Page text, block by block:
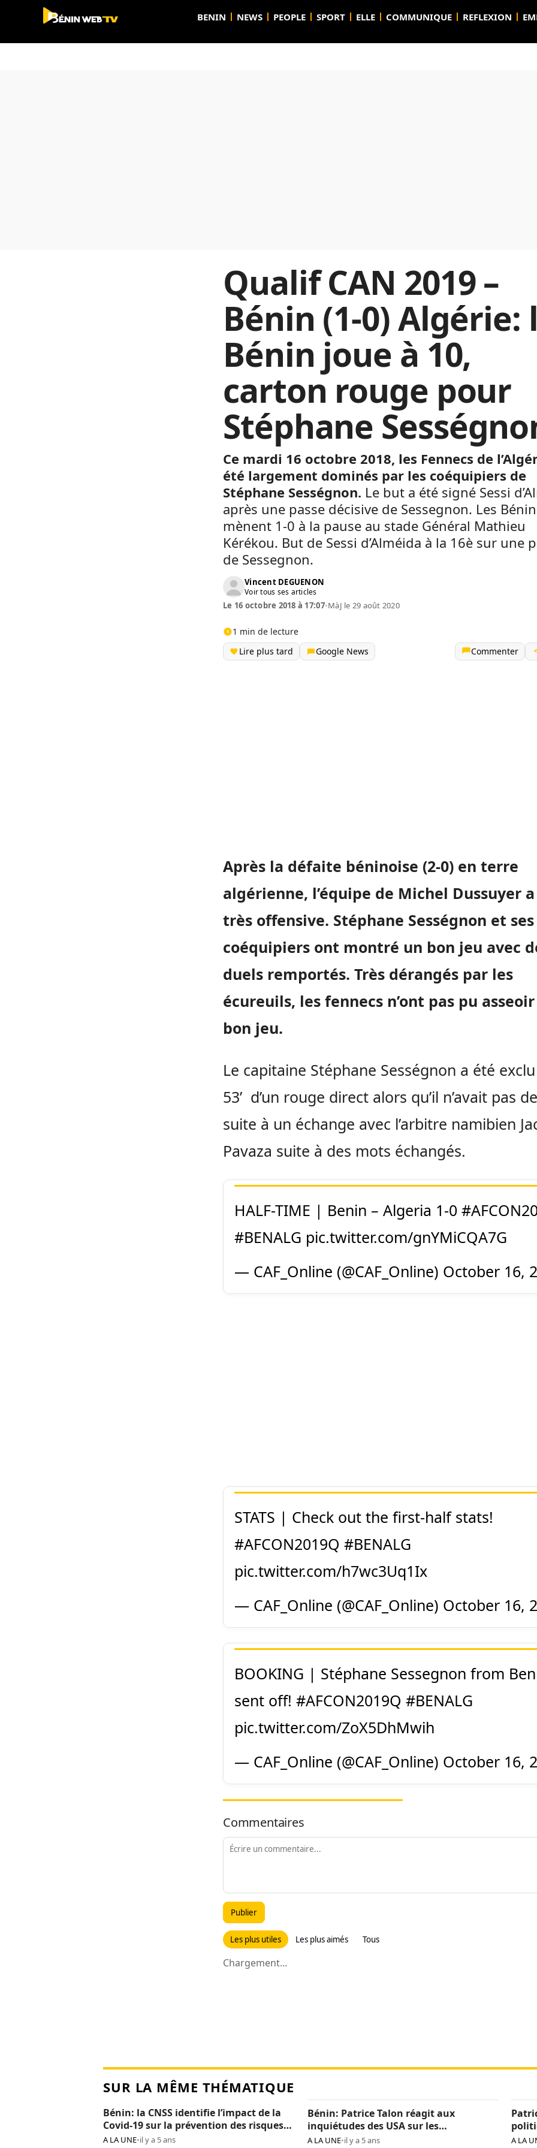
BENIN NEWS PEOPLE SPORT ELLE COMMUNIQUE REFLEXION
Qualif CAN 2019 –
Bénin (1-0) Algérie:
Bénin joue à 10,
carton rouge pour
Stéphane
Ce mardi 16 octobre 2018, les Fennecs de
été largement dominés par les coéquipiers de
Stéphane Sességnon. Le but a été signé Sessi
après une passe décisive de Sessegnon. Les
mènent 1-0 à la pause au stade Général Mathieu
Kérékou. But de Sessi d’Alméida à la 16è sur une
de Sessegnon.
Vincent DEGUENON
Voir tous ses articles
Le 16 octobre 2018 à 17:07•MàJ le 29 août 2020
1 min de lecture
Lire plus tard
Google News Commenter
Après la défaite béninoise (2-0) en terre
algérienne, l’équipe de Michel Dussuyer
très offensive. Stéphane Sességnon et ses
coéquipiers ont montré un bon jeu avec
duels remportés. Très dérangés par les
écureuils, les fennecs n’ont pas pu
bon jeu.
Le capitaine Stéphane Sességnon a été
53’ d’un rouge direct alors qu’il n’avait pas
suite à un échange avec l’arbitre namibien
Pavaza suite à des mots échangés.
HALF-TIME | Benin – Algeria 1-0
#BENALG pic.twitter.com/gnYMiCQA7G
— CAF_Online (@CAF_Online) October 16,
STATS | Check out the first-half stats!
#AFCON2019Q #BENALG
pic.twitter.com/h7wc3Uq1Ix
— CAF_Online (@CAF_Online) October 16,
BOOKING | Stéphane Sessegnon from
sent off! #AFCON2019Q #BENALG
pic.twitter.com/ZoX5DhMwih
— CAF_Online (@CAF_Online) October 16,
Commentaires
Publier
Les plus utiles Les plus aimés Tous
Chargement...
SUR LA MÊME THÉMATIQUE
Bénin: la CNSS identifie l’impact de la
Covid-19 sur la prévention des risques
professionnels
A LA UNE•il y a 5 ans
Bénin: Patrice Talon réagit aux
inquiétudes des USA sur les
« arrestations d’opposants »
A LA UNE•il y a 5 ans A LA